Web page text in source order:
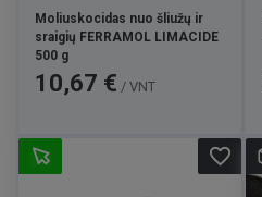
Moliuskocidas nuo šliužų ir
sraigių FERRAMOL LIMACIDE
500 g
Kaina
10,67 € / VNT
favorite_border